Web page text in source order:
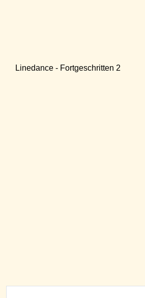
Linedance - Fortgeschritten 2